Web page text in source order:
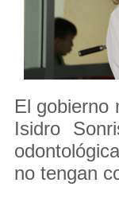
El gobierno
Isidro
no tengan